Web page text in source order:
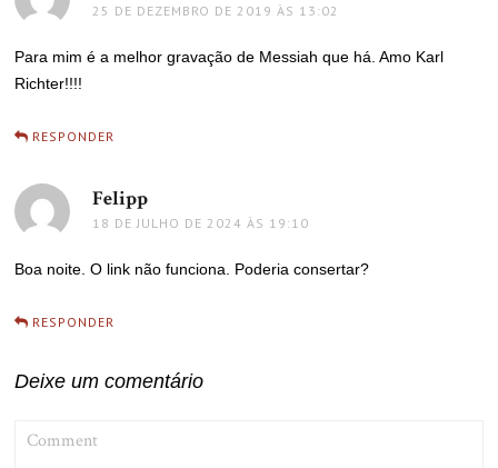
25 DE DEZEMBRO DE 2019 ÀS 13:02
Para mim é a melhor gravação de Messiah que há. Amo Karl
Richter!!!!
RESPONDER
Felipp
18 DE JULHO DE 2024 ÀS 19:10
Boa noite. O link não funciona. Poderia consertar?
RESPONDER
Deixe um comentário